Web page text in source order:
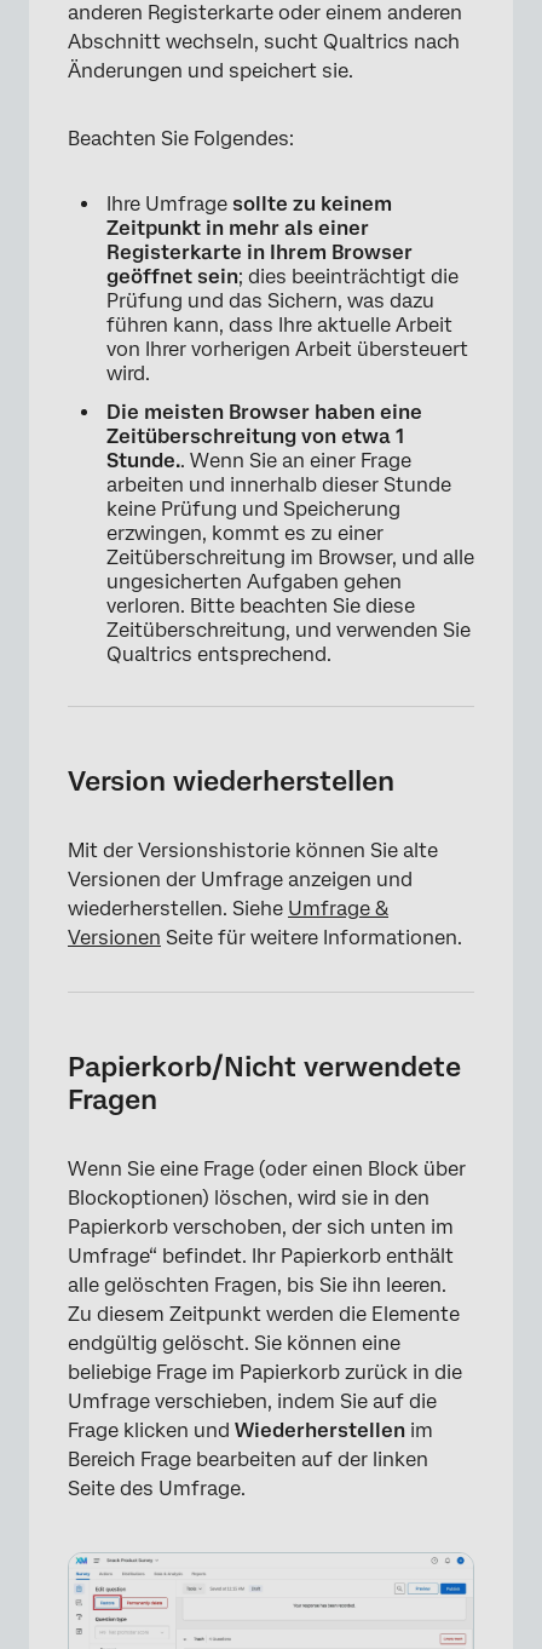
anderen Registerkarte oder einem anderen
Abschnitt wechseln, sucht Qualtrics nach
Änderungen und speichert sie.
Beachten Sie Folgendes:
Ihre Umfrage sollte zu keinem
Zeitpunkt in mehr als einer
Registerkarte in Ihrem Browser
geöffnet sein; dies beeinträchtigt die
Prüfung und das Sichern, was dazu
führen kann, dass Ihre aktuelle Arbeit
von Ihrer vorherigen Arbeit übersteuert
wird.
Die meisten Browser haben eine
Zeitüberschreitung von etwa 1
Stunde.. Wenn Sie an einer Frage
arbeiten und innerhalb dieser Stunde
keine Prüfung und Speicherung
erzwingen, kommt es zu einer
Zeitüberschreitung im Browser, und alle
ungesicherten Aufgaben gehen
verloren. Bitte beachten Sie diese
Zeitüberschreitung, und verwenden Sie
Qualtrics entsprechend.
Version wiederherstellen
Mit der Versionshistorie können Sie alte
Versionen der Umfrage anzeigen und
wiederherstellen. Siehe Umfrage &
Versionen Seite für weitere Informationen.
Papierkorb/Nicht verwendete
Fragen
Wenn Sie eine Frage (oder einen Block über
Blockoptionen) löschen, wird sie in den
Papierkorb verschoben, der sich unten im
Umfrage“ befindet. Ihr Papierkorb enthält
alle gelöschten Fragen, bis Sie ihn leeren.
Zu diesem Zeitpunkt werden die Elemente
endgültig gelöscht. Sie können eine
beliebige Frage im Papierkorb zurück in die
Umfrage verschieben, indem Sie auf die
Frage klicken und Wiederherstellen im
Bereich Frage bearbeiten auf der linken
Seite des Umfrage.